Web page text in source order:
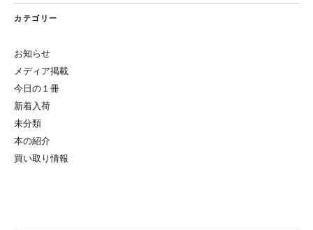
カテゴリー
お知らせ
メディア掲載
今日の１冊
新着入荷
未分類
本の紹介
買い取り情報